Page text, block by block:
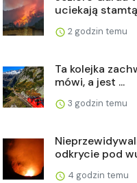
uciekają
2 godzin temu
Ta kolejka
mówi, a jest ...
3 godzin temu
odkrycie pod
4 godzin temu